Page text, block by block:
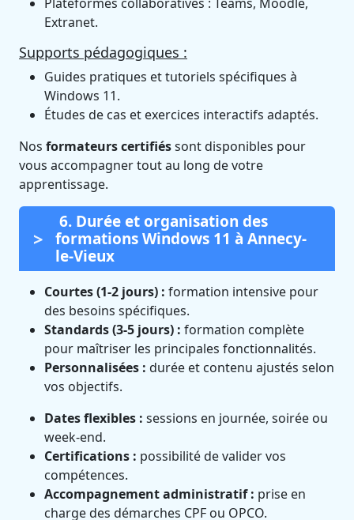
Extranet.
Supports pédagogiques :
Guides pratiques et tutoriels spécifiques à
Windows 11.
Études de cas et exercices interactifs adaptés.
Nos formateurs certifiéssont disponibles pour
vous accompagner tout au long de votre
apprentissage.
6. Durée et organisation des
formations Windows 11 à Annecy-
le-Vieux
Courtes (1-2 jours) : formation intensive pour
des besoins spécifiques.
Standards (3-5 jours) : formation complète
pour maîtriser les principales fonctionnalités.
Personnalisées : durée et contenu ajustés selon
vos objectifs.
Dates flexibles : sessions en journée, soirée ou
week-end.
Certifications : possibilité de valider vos
compétences.
Accompagnement administratif : prise en
charge des démarches CPF ou OPCO.